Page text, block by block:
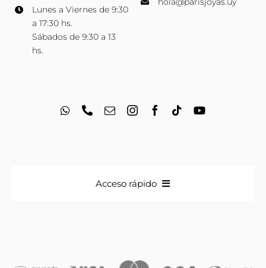
Lunes a Viernes de 9:30
a 17:30 hs.
Sábados de 9:30 a 13
hs.
Acceso rápido
Iniciales